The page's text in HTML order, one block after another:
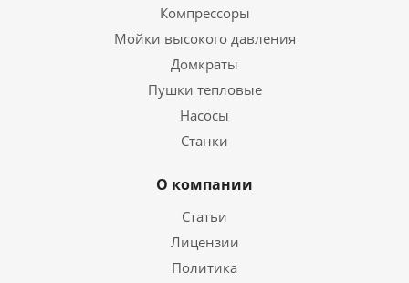
Компрессоры
Мойки высокого давления
Домкраты
Пушки тепловые
Насосы
Станки
О компании
Статьи
Лицензии
Политика